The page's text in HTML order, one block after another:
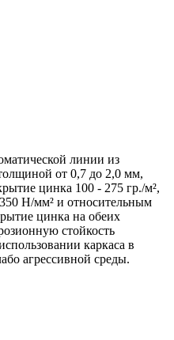
линии из
от 0,7 до 2,0 мм,
цинка 100 - 275 гр./м²,
Н/мм² и относительным
цинка на обеих
стойкость
каркаса в
агрессивной среды.